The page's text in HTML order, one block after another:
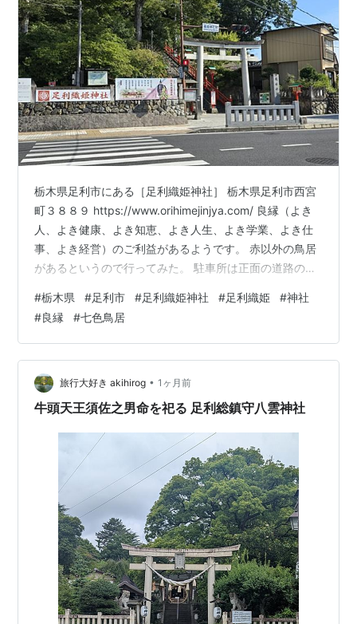
栃木県足利市にある［足利織姫神社］ 栃木県足利市西宮
町３８８９ https://www.orihimejinjya.com/ 良縁（よき
人、よき健康、よき知恵、よき人生、よき学業、よき仕
事、よき経営）のご利益があるようです。 赤以外の鳥居
があるというので行ってみた。⁡ 駐車所は正面の道路の反
で出る時注意してください。 まさかの階段で登れる？っ
て思いながら行ったけど大丈夫だったﾜﾗ⁡ 入口の鳥居の横
から七色の鳥居が並んでてそこからでも上がって行けま
す。 帰りに通りましたが奉納のようで七色ではあるけど
同じ色が多いです。 蕎麦屋があり眺め良くて階段上…
#栃木県 #足利市 #足利織姫神社 #足利織姫 #神社
#良縁 #七色鳥居
旅行大好き akihirog • 1ヶ月前
牛頭天王須佐之男命を祀る 足利総鎮守八雲神社